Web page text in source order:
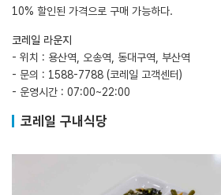
10% 할인된 가격으로 구매 가능하다.
코레일 라운지
- 위치 : 용산역, 오송역, 동대구역, 부산역
- 문의 : 1588-7788 (코레일 고객센터)
- 운영시간 : 07:00~22:00
코레일 구내식당